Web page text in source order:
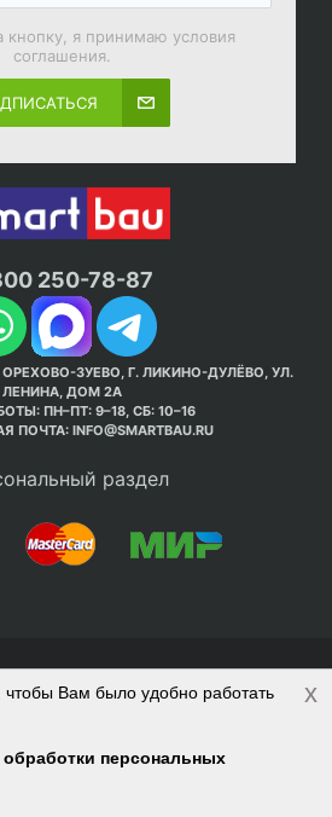
я принимаю условия
соглашения.
250-78-87
ЗУЕВО, Г. ЛИКИНО-ДУЛЁВО, УЛ.
ЛЕНИНА, ДОМ 2А
ПН–ПТ: 9–18, СБ: 10–16
ПОЧТА: INFO@SMARTBAU.RU
раздел
с 1-го раза.
Наверх
Вам было удобно работать
обработки персональных
x